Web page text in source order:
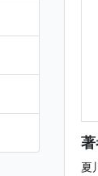
著
夏